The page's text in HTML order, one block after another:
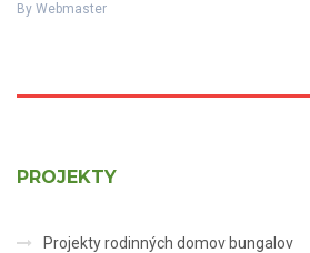
By Webmaster
PROJEKTY
Projekty rodinných domov bungalov